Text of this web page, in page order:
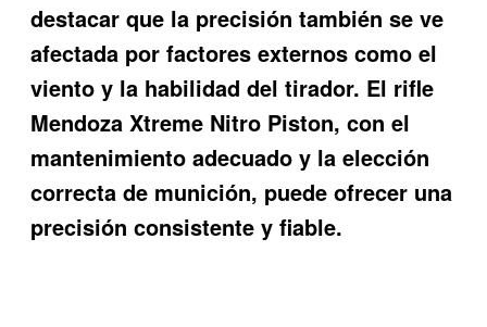
destacar que la precisión también se ve
afectada por factores externos como el
viento y la habilidad del tirador. El rifle
Mendoza Xtreme Nitro Piston, con el
mantenimiento adecuado y la elección
correcta de munición, puede ofrecer una
precisión consistente y fiable.